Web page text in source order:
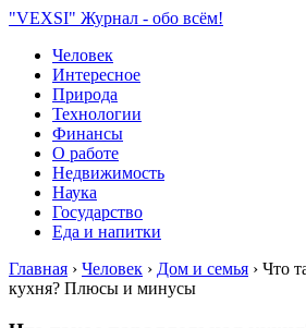
"VEXSI" Журнал - обо всём!
Человек
Интересное
Природа
Технологии
Финансы
О работе
Недвижимость
Наука
Государство
Еда и напитки
Главная › Человек › Дом и семья › Что
кухня? Плюсы и минусы